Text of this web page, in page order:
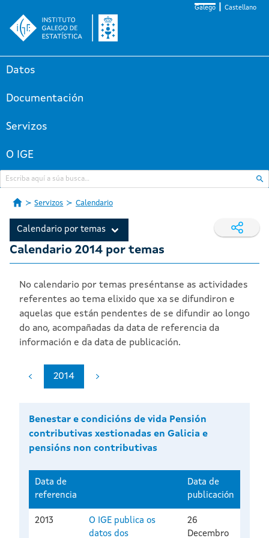
Galego Castellano
Datos
Documentación
Servizos
O IGE
Servizos Calendario
Calendario por temas
Calendario 2014 por temas
No calendario por temas preséntanse as actividades
referentes ao tema elixido que xa se difundiron e
aquelas que están pendentes de se difundir ao longo
do ano, acompañadas da data de referencia da
información e da data de publicación.
2014
Benestar e condicións de vida Pensión
contributivas xestionadas en Galicia e
pensións non contributivas
Data de
referencia
Data de
publicación
2013
O IGE publica os
datos dos
26
Decembro